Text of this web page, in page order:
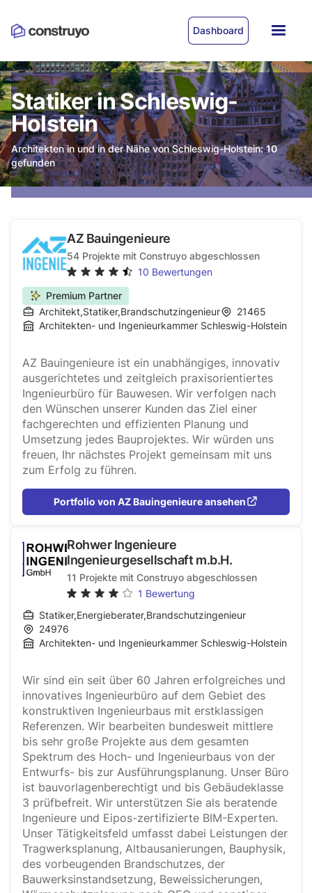
Dashboard
Statiker in Schleswig-
Holstein
Architekten in und in der Nähe von Schleswig-Holstein:10
gefunden
AZ Bauingenieure
54 Projekte mit Construyo abgeschlossen
10 Bewertungen
Premium Partner
Architekt,Statiker,Brandschutzingenieur
21465
Architekten- und Ingenieurkammer Schleswig-Holstein
AZ Bauingenieure ist ein unabhängiges, innovativ
ausgerichtetes und zeitgleich praxisorientiertes
Ingenieurbüro für Bauwesen. Wir verfolgen nach
den Wünschen unserer Kunden das Ziel einer
fachgerechten und effizienten Planung und
Umsetzung jedes Bauprojektes. Wir würden uns
freuen, Ihr nächstes Projekt gemeinsam mit uns
zum Erfolg zu führen.
Portfolio von AZ Bauingenieure ansehen
Rohwer Ingenieure
Ingenieurgesellschaft m.b.H.
11 Projekte mit Construyo abgeschlossen
1 Bewertung
Statiker,Energieberater,Brandschutzingenieur
24976
Architekten- und Ingenieurkammer Schleswig-Holstein
Wir sind ein seit über 60 Jahren erfolgreiches und
innovatives Ingenieurbüro auf dem Gebiet des
konstruktiven Ingenieurbaus mit erstklassigen
Referenzen. Wir bearbeiten bundesweit mittlere
bis sehr große Projekte aus dem gesamten
Spektrum des Hoch- und Ingenieurbaus von der
Entwurfs- bis zur Ausführungsplanung. Unser Büro
ist bauvorlagenberechtigt und bis Gebäudeklasse
3 prüfbefreit. Wir unterstützen Sie als beratende
Ingenieure und Eipos-zertifizierte BIM-Experten.
Unser Tätigkeitsfeld umfasst dabei Leistungen der
Tragwerksplanung, Altbausanierungen, Bauphysik,
des vorbeugenden Brandschutzes, der
Bauwerksinstandsetzung, Beweissicherungen,